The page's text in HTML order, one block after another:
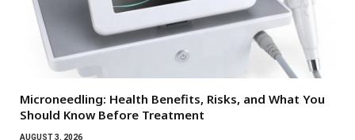
Microneedling: Health Benefits, Risks, and What You
Should Know Before Treatment
AUGUST 3, 2026